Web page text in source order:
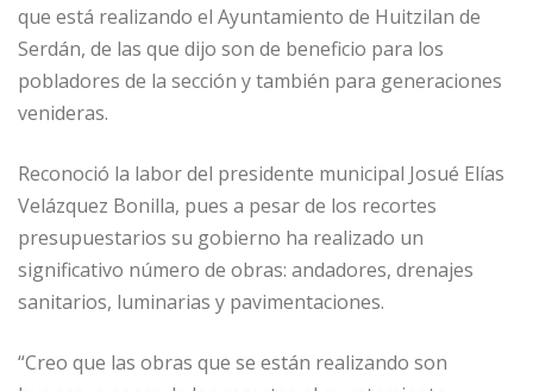
que está realizando el Ayuntamiento de Huitzilan de
Serdán, de las que dijo son de beneficio para los
pobladores de la sección y también para generaciones
venideras.
Reconoció la labor del presidente municipal Josué Elías
Velázquez Bonilla, pues a pesar de los recortes
presupuestarios su gobierno ha realizado un
significativo número de obras: andadores, drenajes
sanitarios, luminarias y pavimentaciones.
“Creo que las obras que se están realizando son